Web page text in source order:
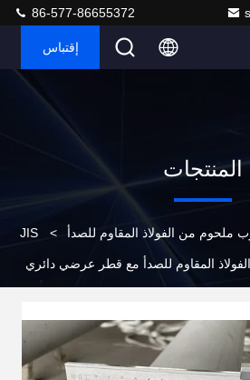
86-577-86655372
إقتباس
المنتجات
ملحوم من الفولاذ المقاوم للصدأ >
JIS